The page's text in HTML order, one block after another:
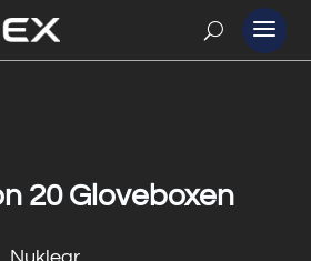
20 Gloveboxen